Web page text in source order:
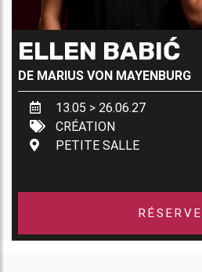
ELLEN BABIĆ
DE MARIUS VON MAYENBURG
13.05 > 26.06.27
CRÉATION
PETITE SALLE